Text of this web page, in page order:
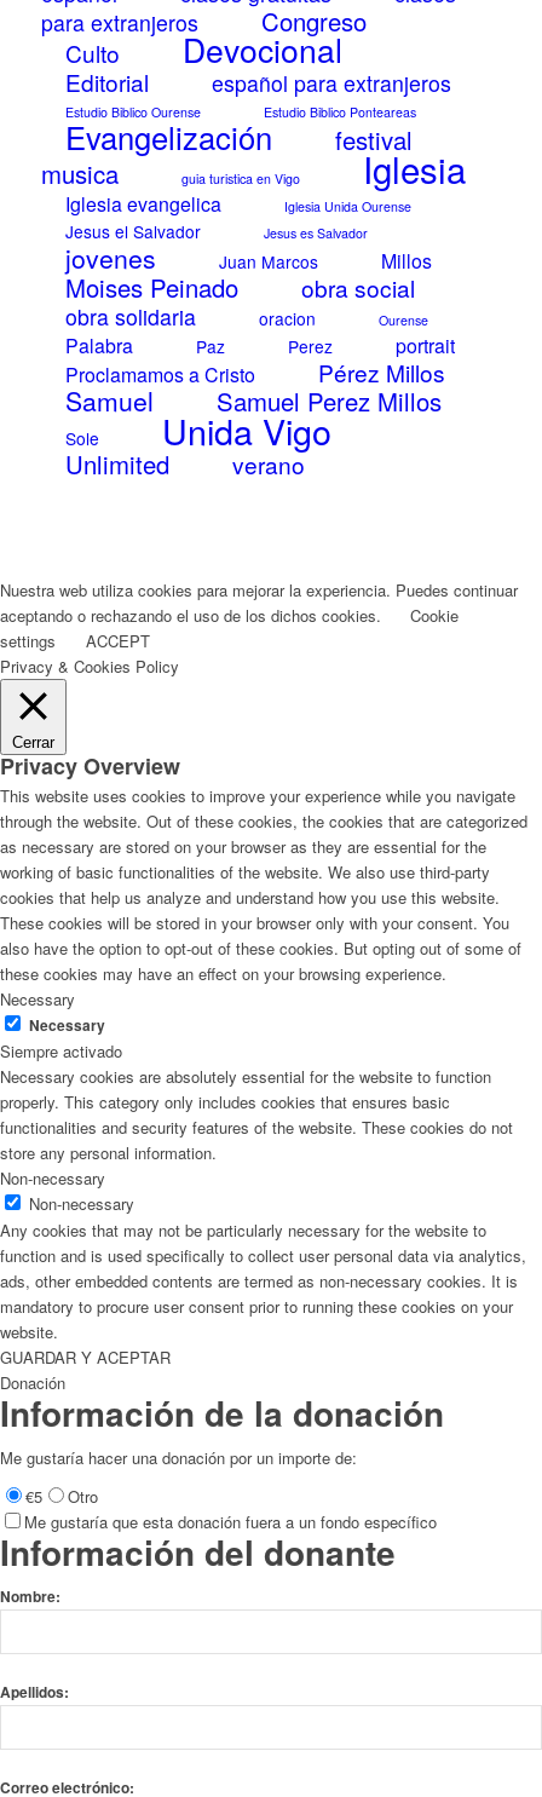
para extranjeros
Congreso
Culto Devocional
Editorial español para extranjeros
Estudio Biblico Ourense Estudio Biblico Ponteareas
Evangelización
festival
musica
guia turistica en Vigo Iglesia
Iglesia evangelica Iglesia Unida Ourense
Jesus el Salvador Jesus es Salvador
jovenes Juan Marcos Millos
Moises Peinado obra social
obra solidaria oracion Ourense
Palabra Paz Perez
portrait
Proclamamos a Cristo
Pérez Millos
Samuel Samuel Perez Millos
Sole Unida Vigo
Unlimited verano
Nuestra web utiliza cookies para mejorar la experiencia. Puedes continuar
aceptando o rechazando el uso de los dichos cookies.
Cookie
settings
ACCEPT
Privacy & Cookies Policy
Cerrar
Privacy Overview
This website uses cookies to improve your experience while you navigate
through the website. Out of these cookies, the cookies that are categorized
as necessary are stored on your browser as they are essential for the
working of basic functionalities of the website. We also use third-party
cookies that help us analyze and understand how you use this website.
These cookies will be stored in your browser only with your consent. You
also have the option to opt-out of these cookies. But opting out of some of
these cookies may have an effect on your browsing experience.
Necessary
Necessary
Siempre activado
Necessary cookies are absolutely essential for the website to function
properly. This category only includes cookies that ensures basic
functionalities and security features of the website. These cookies do not
store any personal information.
Non-necessary
Non-necessary
Any cookies that may not be particularly necessary for the website to
function and is used specifically to collect user personal data via analytics,
ads, other embedded contents are termed as non-necessary cookies. It is
mandatory to procure user consent prior to running these cookies on your
website.
GUARDAR Y ACEPTAR
Donación
Información de la donación
Me gustaría hacer una donación por un importe de:
€5
Otro
Me gustaría que esta donación fuera a un fondo específico
Información del donante
Nombre:
Apellidos:
Correo electrónico: